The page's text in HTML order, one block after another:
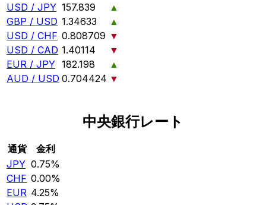
USD / JPY 157.839
▲
GBP / USD 1.34633
▲
USD / CHF 0.808709 ▼
USD / CAD 1.40114
▼
EUR / JPY 182.198
▲
AUD / USD 0.704424 ▼
中央銀行レート
通貨
金利
JPY 0.75%
CHF 0.00%
EUR 4.25%